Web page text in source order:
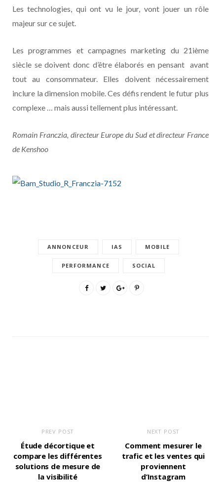
Les technologies, qui ont vu le jour, vont jouer un rôle
majeur sur ce sujet.
Les programmes et campagnes marketing du 21ième
siècle se doivent donc d’être élaborés en pensant avant
tout au consommateur. Elles doivent nécessairement
inclure la dimension mobile. Ces défis rendent le futur plus
complexe … mais aussi tellement plus intéressant.
Romain Franczia, directeur Europe du Sud et directeur France
de Kenshoo
ANNONCEUR IAS MOBILE
PERFORMANCE SOCIAL
PREV POST
Étude décortique et
compare les différentes
solutions de mesure de
la visibilité
NEXT POST
Comment mesurer le
trafic et les ventes qui
proviennent
d’Instagram